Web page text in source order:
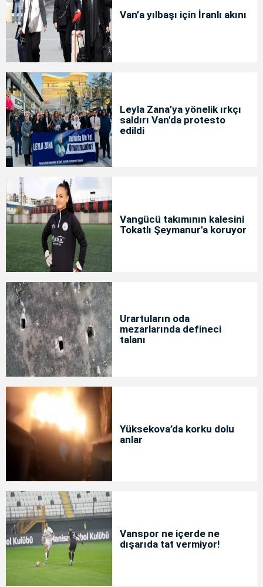
Van’a yılbaşı için İranlı akını
Leyla Zana’ya yönelik ırkçı
saldırı Van'da protesto
edildi
Vangücü takımının kalesini
Tokatlı Şeymanur'a koruyor
Urartuların oda
mezarlarında defineci
talanı
Yüksekova’da korku dolu
anlar
Vanspor ne içerde ne
dışarıda tat vermiyor!